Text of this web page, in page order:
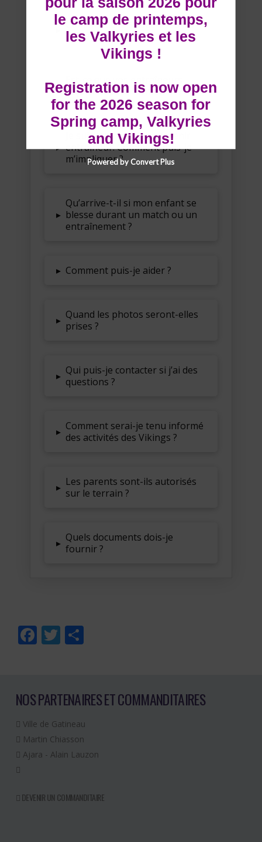
Comment choisissez-vous les
entraîneurs ?
▸
Est-ce que vos entraîneurs
reçoivent de la formation ?
▸
Je suis intéressé(e) à devenir
entraîneur. Comment puis-je
m’impliquer ?
▸
Qu’arrive-t-il si mon enfant se
blesse durant un match ou un
entraînement ?
▸ Comment puis-je aider ?
▸ Quand les photos seront-elles
prises ?
▸ Qui puis-je contacter si j’ai des
questions ?
▸ Comment serai-je tenu informé
des activités des Vikings ?
▸ Les parents sont-ils autorisés
sur le terrain ?
▸ Quels documents dois-je
fournir ?
Facebook
Twitter
Partager
NOS PARTENAIRES ET COMMANDITAIRES
Ville de Gatineau
Martin Chiasson
Ajara - Alain Lauzon
DEVENIR UN COMMANDITAIRE
le camp de printemps,
les Valkyries et les
Vikings !
Registration is now open
for the 2026 season for
Spring camp, Valkyries
and Vikings!
Powered by Convert Plus